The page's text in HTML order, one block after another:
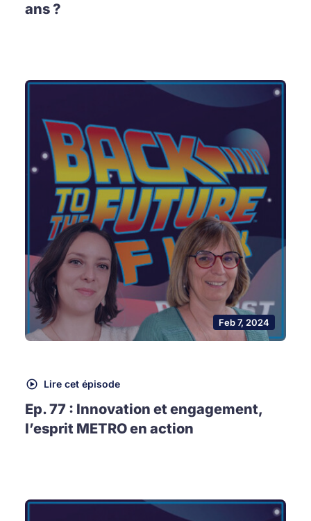
ans ?
Feb 7, 2024
Lire cet épisode
Ep. 77 : Innovation et engagement,
l’esprit METRO en action